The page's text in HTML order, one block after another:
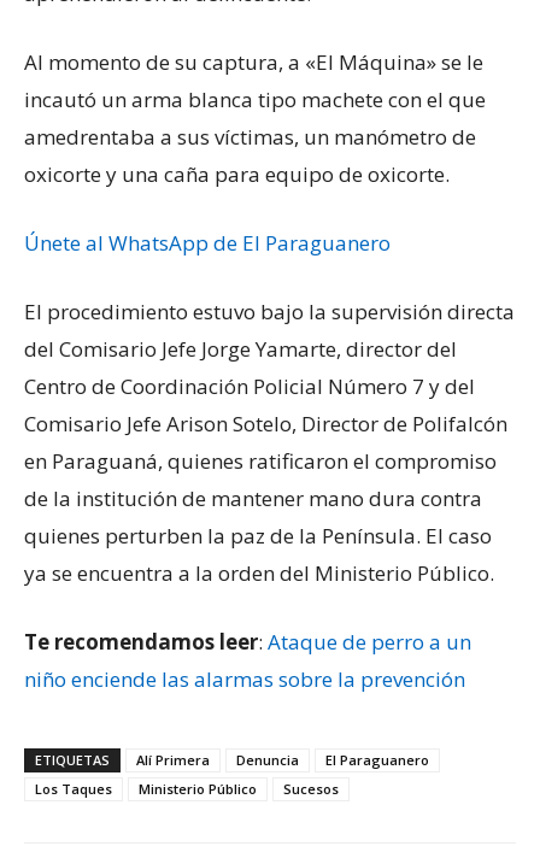
Al momento de su captura, a «El Máquina» se le
incautó un arma blanca tipo machete con el que
amedrentaba a sus víctimas, un manómetro de
oxicorte y una caña para equipo de oxicorte.
Únete al WhatsApp de El Paraguanero
El procedimiento estuvo bajo la supervisión directa
del Comisario Jefe Jorge Yamarte, director del
Centro de Coordinación Policial Número 7 y del
Comisario Jefe Arison Sotelo, Director de Polifalcón
en Paraguaná, quienes ratificaron el compromiso
de la institución de mantener mano dura contra
quienes perturben la paz de la Península. El caso
ya se encuentra a la orden del Ministerio Público.
Te recomendamos leer: Ataque de perro a un
niño enciende las alarmas sobre la prevención
ETIQUETAS Alí Primera Denuncia
El Paraguanero
Los Taques
Ministerio Público Sucesos